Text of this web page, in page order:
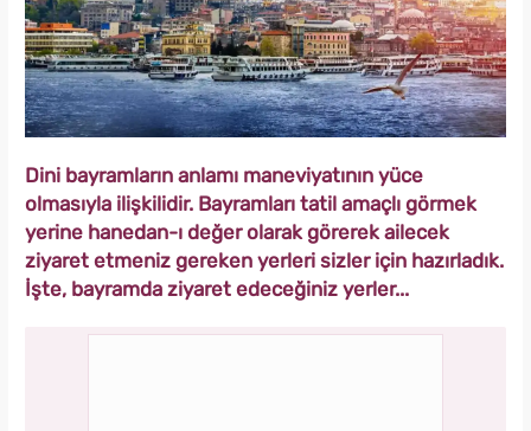
Dini bayramların anlamı maneviyatının yüce
olmasıyla ilişkilidir. Bayramları tatil amaçlı görmek
yerine hanedan-ı değer olarak görerek ailecek
ziyaret etmeniz gereken yerleri sizler için hazırladık.
İşte, bayramda ziyaret edeceğiniz yerler...